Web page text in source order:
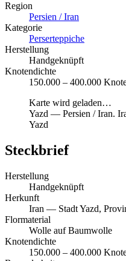
Region
Persien / Iran
Kategorie
Perserteppiche
Herstellung
Handgeknüpft
Knotendichte
150.000 – 400.000
Karte wird geladen…
Yazd — Persien / Iran.
Yazd
Steckbrief
Herstellung
Handgeknüpft
Herkunft
Iran — Stadt Yazd,
Flormaterial
Wolle auf Baumwolle
Knotendichte
150.000 – 400.000